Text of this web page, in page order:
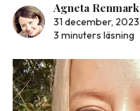
Agneta Renmark
31 december, 2023
3 minuters läsning